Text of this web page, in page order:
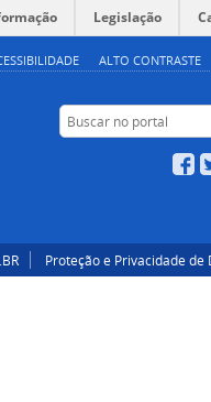
ALTO CONTRASTE
Legislação
Buscar no portal
Proteção e Privacidade de